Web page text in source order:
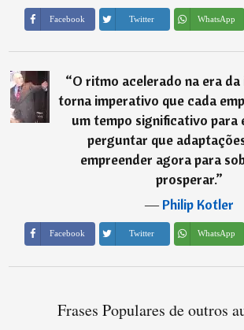
Facebook Twitter WhatsApp
“O ritmo acelerado na era
torna imperativo que cada
um tempo significativo para
perguntar que
empreender agora para
prosperar.”
―Philip Kotler
Facebook Twitter WhatsApp
Frases Populares de outros